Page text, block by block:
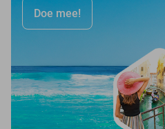
Doe mee!